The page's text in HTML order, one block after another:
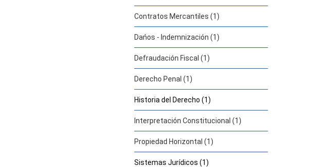
Contratos Mercantiles (1)
Dańos - Indemnización (1)
Defraudación Fiscal (1)
Derecho Penal (1)
Historia del Derecho (1)
Interpretación Constitucional (1)
Propiedad Horizontal (1)
Sistemas Jurídicos (1)